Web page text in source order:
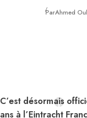
ParAhmed
C’est désormais
ans à l’Eintracht